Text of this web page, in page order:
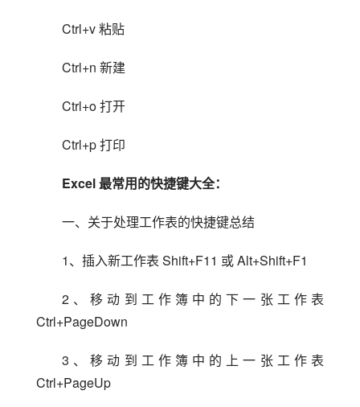
Ctrl+v 粘贴
Ctrl+n 新建
Ctrl+o 打开
Ctrl+p 打印
Excel 最常用的快捷键大全：
一、关于处理工作表的快捷键总结
1、插入新工作表 Shift+F11 或 Alt+Shift+F1
2、移动到工作簿中的下一张工作表
Ctrl+PageDown
3、移动到工作簿中的上一张工作表
Ctrl+PageUp